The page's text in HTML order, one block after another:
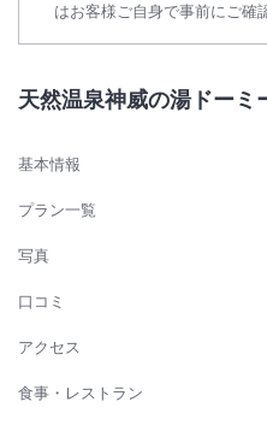
はお客様ご自身で事前にご確
天然温泉神威の湯ドーミ
基本情報
プラン一覧
写真
口コミ
アクセス
食事・レストラン